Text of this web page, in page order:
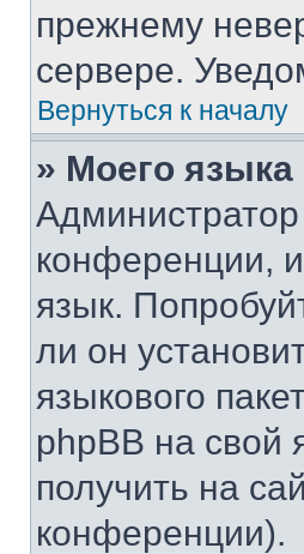
прежнему
сервере.
Вернуться к началу
» Моего языка
конференции,
язык.
ли он
языкового
phpBB на
получить на
конференции).